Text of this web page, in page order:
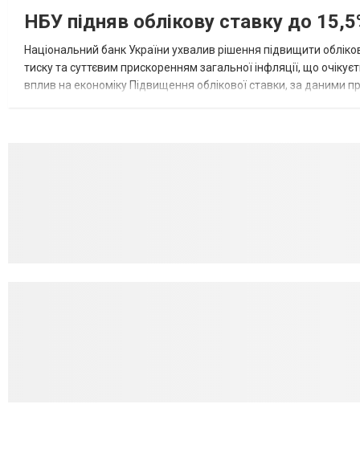
НБУ підняв облікову ставку до
Національний банк України ухвалив рішення підвищити
тиску та суттєвим прискоренням загальної інфляції, що
вплив на економіку Підвищення облікової ставки, за даними